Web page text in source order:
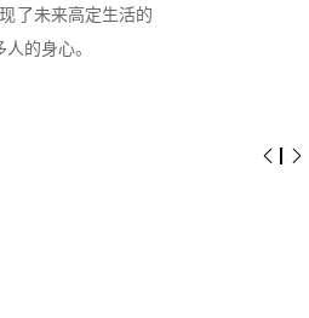
了未来高定生活的
的身心。